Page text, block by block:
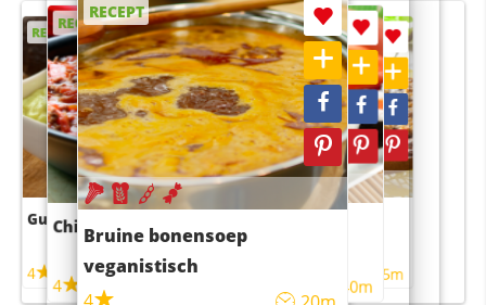
RECEPT
Guacamole
4
RECEPT
Chili con carne
4 45m
RECEPT
Bruine bonensoep
veganistisch
RECEPT
Sushi rijstsalade
maaltijdsalade
40m
RECEPT
4 55m